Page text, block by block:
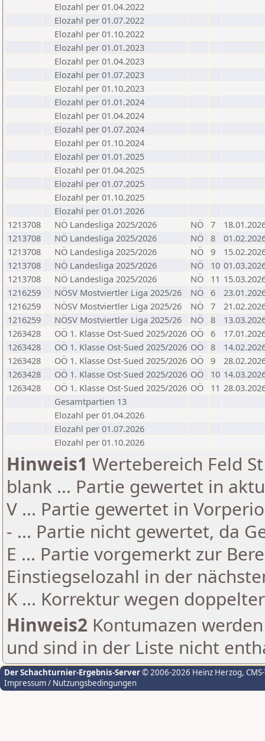
Elozahl per 01.04.2022
Elozahl per 01.07.2022
Elozahl per 01.10.2022
Elozahl per 01.01.2023
Elozahl per 01.04.2023
Elozahl per 01.07.2023
Elozahl per 01.10.2023
Elozahl per 01.01.2024
Elozahl per 01.04.2024
Elozahl per 01.07.2024
Elozahl per 01.10.2024
Elozahl per 01.01.2025
Elozahl per 01.04.2025
Elozahl per 01.07.2025
Elozahl per 01.10.2025
Elozahl per 01.01.2026
1213708
NÖ Landesliga 2025/2026 NÖ 7
1213708
NÖ Landesliga 2025/2026 NÖ 8
1213708
NÖ Landesliga 2025/2026 NÖ 9
1213708
NÖ Landesliga 2025/2026 NÖ 10
1213708
NÖ Landesliga 2025/2026 NÖ 11
1216259
NÖSV Mostviertler Liga 2025/26 NÖ 6
1216259
NÖSV Mostviertler Liga 2025/26 NÖ 7
1216259
NÖSV Mostviertler Liga 2025/26 NÖ 8
1263428
OÖ 1. Klasse Ost-Sued 2025/2026 OÖ 6
1263428
OÖ 1. Klasse Ost-Sued 2025/2026 OÖ 8
1263428
OÖ 1. Klasse Ost-Sued 2025/2026 OÖ 9
1263428
OÖ 1. Klasse Ost-Sued 2025/2026 OÖ 10
1263428
OÖ 1. Klasse Ost-Sued 2025/2026 OÖ 11
Gesamtpartien 13
Elozahl per 01.04.2026
Elozahl per 01.07.2026
Elozahl per 01.10.2026
Hinweis1 Wertebereich Feld
blank ... Partie gewertet in
V ... Partie gewertet in
- ... Partie nicht gewertet, da
E ... Partie vorgemerkt zur
Einstiegselozahl in der
K ... Korrektur wegen
Hinweis2 Kontumazen
und sind in der Liste nicht
Der Schachturnier-Ergebnis-Server© 2006-2026 Heinz Herzog,
Impressum / Nutzungsbedingungen